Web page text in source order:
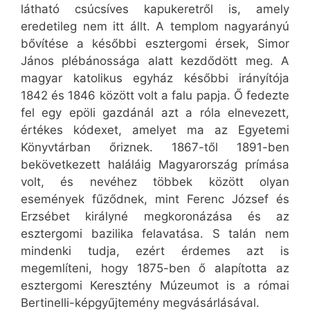
látható csúcsíves kapukeretről is, amely
eredetileg nem itt állt. A templom nagyarányú
bővítése a későbbi esztergomi érsek, Simor
János plébánossága alatt kezdődött meg. A
magyar katolikus egyház későbbi irányítója
1842 és 1846 között volt a falu papja. Ő fedezte
fel egy epöli gazdánál azt a róla elnevezett,
értékes kódexet, amelyet ma az Egyetemi
Könyvtárban őriznek. 1867-től 1891-ben
bekövetkezett haláláig Magyarország prímása
volt, és nevéhez többek között olyan
események fűződnek, mint Ferenc József és
Erzsébet királyné megkoronázása és az
esztergomi bazilika felavatása. S talán nem
mindenki tudja, ezért érdemes azt is
megemlíteni, hogy 1875-ben ő alapította az
esztergomi Keresztény Múzeumot is a római
Bertinelli-képgyűjtemény megvásárlásával.